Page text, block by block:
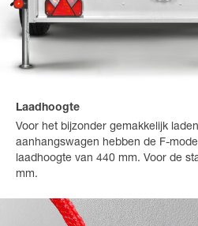
Laadhoogte
Voor het bijzonder gemakkelijk
aanhangswagen hebben de F-
laadhoogte van 440 mm. Voor de
mm.